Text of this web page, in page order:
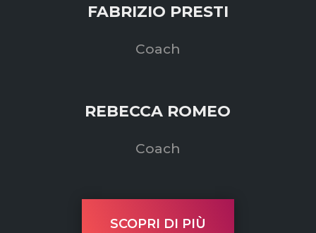
FABRIZIO PRESTI
Coach
REBECCA ROMEO
Coach
SCOPRI DI PIÙ